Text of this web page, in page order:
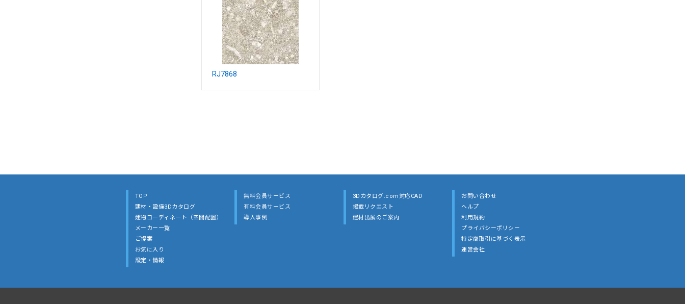
RJ7868
TOP
建材・設備3Dカタログ
建物コーディネート（空間配置）
メーカー一覧
ご提案
お気に入り
設定・情報
無料会員サービス
有料会員サービス
導入事例
3Dカタログ.com対応CAD
掲載リクエスト
建材出展のご案内
お問い合わせ
ヘルプ
利用規約
プライバシーポリシー
特定商取引に基づく表示
運営会社